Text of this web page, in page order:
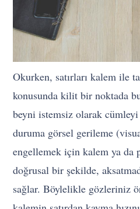
Okurken, satırları kalem ile
konusunda kilit bir noktada
beyni istemsiz olarak
duruma görsel gerileme
engellemek için kalem ya da
doğrusal bir şekilde,
sağlar. Böylelikle gözleriniz